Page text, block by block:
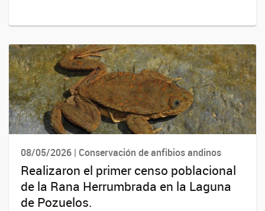
08/05/2026 | Conservación de anfibios andinos
Realizaron el primer censo poblacional
de la Rana Herrumbrada en la Laguna
de Pozuelos.